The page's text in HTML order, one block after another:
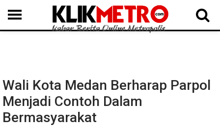
MEDAN LANGKAT DAIRI SAMOSIR TAPUT BATUBARA DELISERDANG
Wali Kota Medan Berharap Parpol
Menjadi Contoh Dalam
Bermasyarakat